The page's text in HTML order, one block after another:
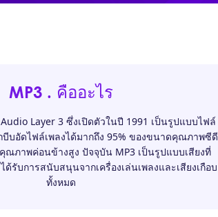
MP3 . คืออะไร
Audio Layer 3 ซึ่งเปิดตัวในปี 1991 เป็นรูปแบบไฟล์
บีบอัดไฟล์เพลงได้มากถึง 95% ของขนาดคุณภาพซีดี
ณภาพค่อนข้างสูง ปัจจุบัน MP3 เป็นรูปแบบเสียงที่
รับการสนับสนุนจากเครื่องเล่นเพลงและเสียงเกือบ
ทั้งหมด